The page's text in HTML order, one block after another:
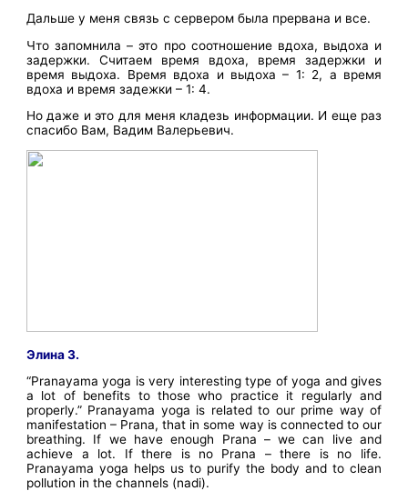
Дальше у меня связь с сервером была прервана и все.
Что запомнила – это про соотношение вдоха, выдоха и
задержки. Считаем время вдоха, время задержки и
время выдоха. Время вдоха и выдоха – 1: 2, а время
вдоха и время задежки – 1: 4.
Но даже и это для меня кладезь информации. И еще раз
спасибо Вам, Вадим Валерьевич.
Элина З.
“Pranayama yoga is very interesting type of yoga and gives
a lot of benefits to those who practice it regularly and
properly.” Pranayama yoga is related to our prime way of
manifestation – Prana, that in some way is connected to our
breathing. If we have enough Prana – we can live and
achieve a lot. If there is no Prana – there is no life.
Pranayama yoga helps us to purify the body and to clean
pollution in the channels (nadi).